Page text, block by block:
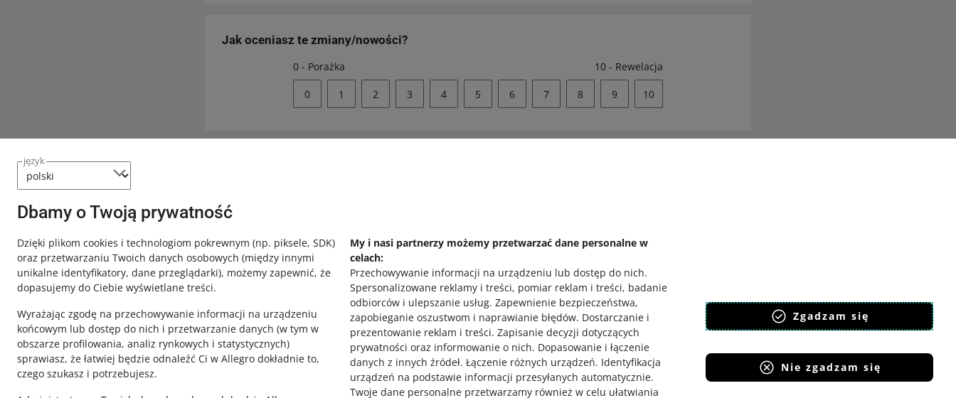
język
Dbamy o Twoją prywatność
Dzięki plikom cookies i technologiom pokrewnym (np. piksele, SDK)
oraz przetwarzaniu Twoich danych osobowych (między innymi
unikalne identyfikatory, dane przeglądarki), możemy zapewnić, że
dopasujemy do Ciebie wyświetlane treści.
Wyrażając zgodę na przechowywanie informacji na urządzeniu
końcowym lub dostęp do nich i przetwarzanie danych (w tym w
obszarze profilowania, analiz rynkowych i statystycznych)
sprawiasz, że łatwiej będzie odnaleźć Ci w Allegro dokładnie to,
czego szukasz i potrzebujesz.
My i nasi partnerzy możemy przetwarzać dane personalne w
celach:
Przechowywanie informacji na urządzeniu lub dostęp do nich.
Spersonalizowane reklamy i treści, pomiar reklam i treści, badanie
odbiorców i ulepszanie usług. Zapewnienie bezpieczeństwa,
zapobieganie oszustwom i naprawianie błędów. Dostarczanie i
prezentowanie reklam i treści. Zapisanie decyzji dotyczących
prywatności oraz informowanie o nich. Dopasowanie i łączenie
danych z innych źródeł. Łączenie różnych urządzeń. Identyfikacja
urządzeń na podstawie informacji przesyłanych automatycznie.
Twoje dane personalne przetwarzamy również w celu ułatwiania
Zgadzam się
Nie zgadzam się
Jak oceniasz te zmiany/nowości?
0 - Porażka 10 - Rewelacja
0 1 2 3 4 5 6 7 8 9 10